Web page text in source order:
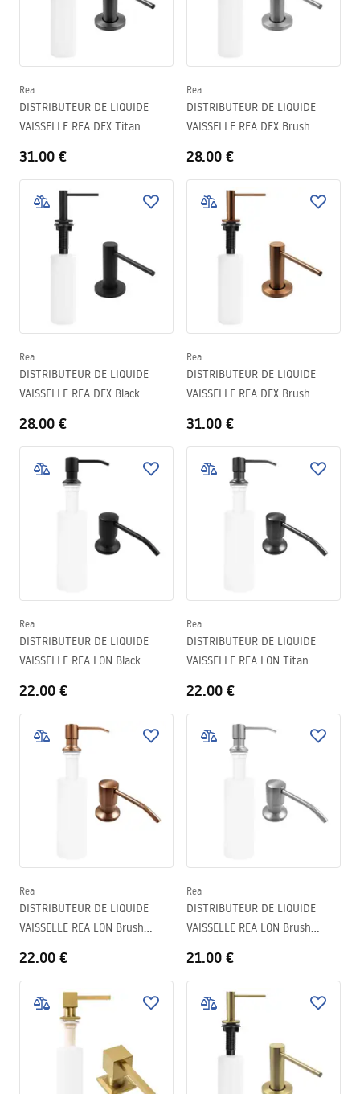
travail. Grâce à différents styles et formes, il est facile d’adapter le
distributeur choisi à la décoration et à l’intérieur de presque
ordre et esthétisme.
Rea
DISTRIBUTEUR DE LIQUIDE
VAISSELLE REA DEX Titan
31.00 €
Rea
DISTRIBUTEUR DE LIQUIDE
VAISSELLE REA DEX Brush
28.00 €
Rea
DISTRIBUTEUR DE LIQUIDE
VAISSELLE REA DEX Black
28.00 €
Rea
DISTRIBUTEUR DE LIQUIDE
VAISSELLE REA DEX Brush
31.00 €
Rea
DISTRIBUTEUR DE LIQUIDE
VAISSELLE REA LON Black
22.00 €
Rea
DISTRIBUTEUR DE LIQUIDE
VAISSELLE REA LON Titan
22.00 €
Rea
DISTRIBUTEUR DE LIQUIDE
VAISSELLE REA LON Brush
22.00 €
Rea
DISTRIBUTEUR DE LIQUIDE
VAISSELLE REA LON Brush
21.00 €